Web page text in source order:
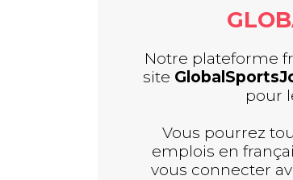
Notre plateforme
site
pour
Vous pourrez
emplois en
vous connecter